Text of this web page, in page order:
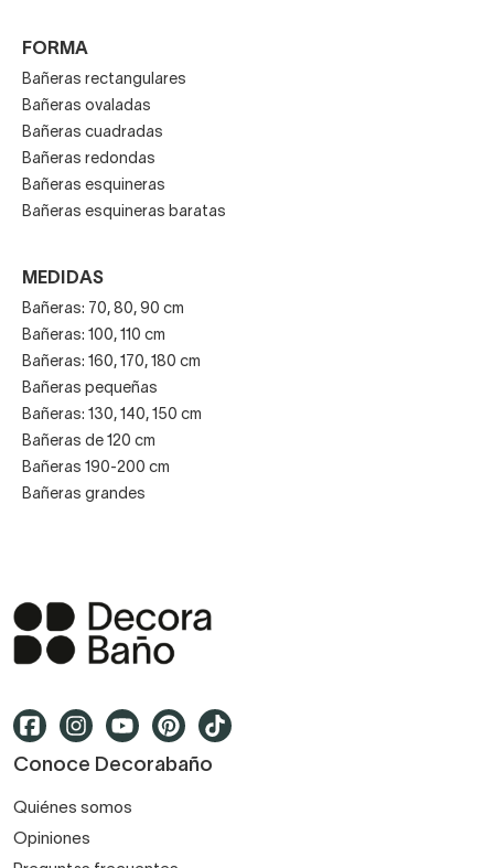
FORMA
Bañeras rectangulares
Bañeras ovaladas
Bañeras cuadradas
Bañeras redondas
Bañeras esquineras
Bañeras esquineras baratas
MEDIDAS
Bañeras: 70, 80, 90 cm
Bañeras: 100, 110 cm
Bañeras: 160, 170, 180 cm
Bañeras pequeñas
Bañeras: 130, 140, 150 cm
Bañeras de 120 cm
Bañeras 190-200 cm
Bañeras grandes
Conoce Decorabaño
Quiénes somos
Opiniones